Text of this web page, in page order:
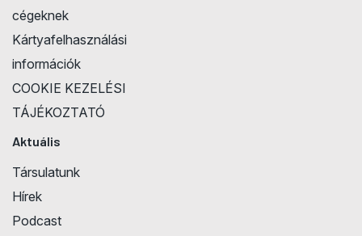
cégeknek
Kártyafelhasználási
információk
COOKIE KEZELÉSI
TÁJÉKOZTATÓ
Aktuális
Társulatunk
Hírek
Podcast